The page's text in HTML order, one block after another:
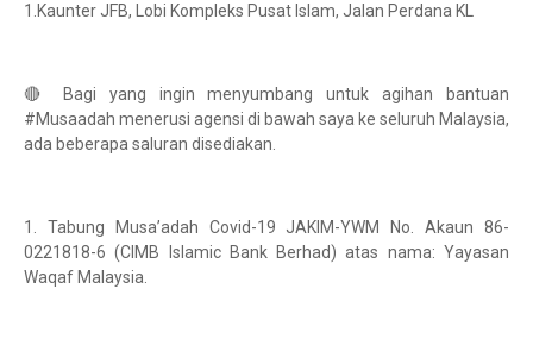
1.Kaunter JFB, Lobi Kompleks Pusat Islam, Jalan Perdana KL
🔴 Bagi yang ingin menyumbang untuk agihan bantuan
#Musaadah menerusi agensi di bawah saya ke seluruh Malaysia,
ada beberapa saluran disediakan.
1. Tabung Musa’adah Covid-19 JAKIM-YWM No. Akaun 86-
0221818-6 (CIMB Islamic Bank Berhad) atas nama: Yayasan
Waqaf Malaysia.